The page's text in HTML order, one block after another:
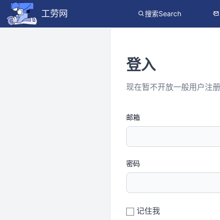
工劳网 搜索Search
登入
现在暂不开放一般用户注册
邮箱
密码
记住我